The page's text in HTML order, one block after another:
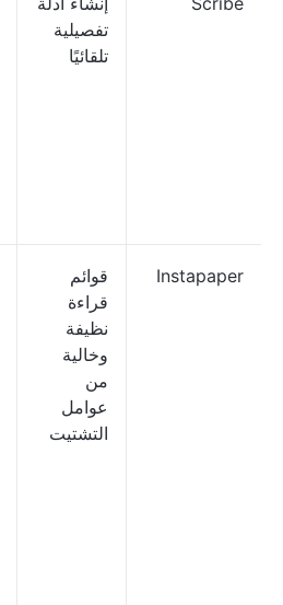
تفصيلية
تلقائيًا
Instapaper
قوائم
قراءة
نظيفة
وخالية
من
عوامل
التشتيت